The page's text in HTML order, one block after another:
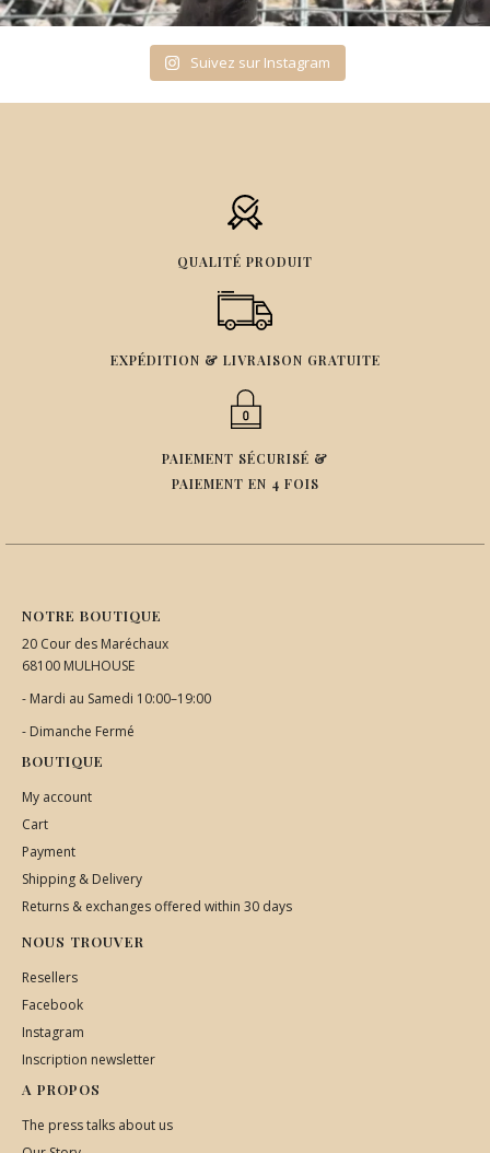
Suivez sur Instagram
QUALITÉ PRODUIT
EXPÉDITION & LIVRAISON GRATUITE
PAIEMENT SÉCURISÉ &
PAIEMENT EN 4 FOIS
NOTRE BOUTIQUE
20 Cour des Maréchaux
68100 MULHOUSE
- Mardi au Samedi 10:00–19:00
- Dimanche Fermé
BOUTIQUE
My account
Cart
Payment
Shipping & Delivery
Returns & exchanges offered within 30 days
NOUS TROUVER
Resellers
Facebook
Instagram
Inscription newsletter
A PROPOS
The press talks about us